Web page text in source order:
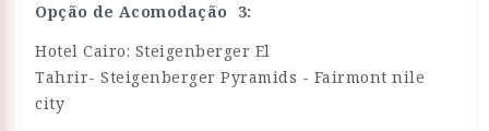
Opção de Acomodação 3:
Hotel Cairo: Steigenberger El
Tahrir- Steigenberger Pyramids - Fairmont nile
city